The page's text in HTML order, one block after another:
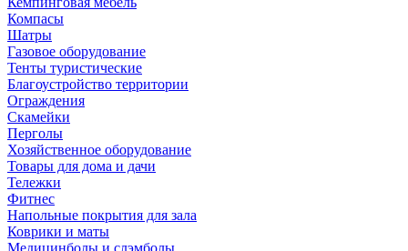
Компасы
Шатры
Газовое оборудование
Тенты туристические
Благоустройство территории
Ограждения
Скамейки
Перголы
Хозяйственное оборудование
Товары для дома и дачи
Тележки
Фитнес
Напольные покрытия для зала
Коврики и маты
Медицинболы и слэмболы